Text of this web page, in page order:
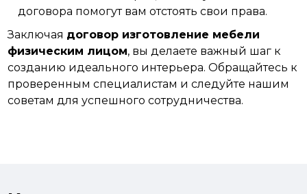
договора помогут вам отстоять свои права.
Заключая договор изготовление мебели
физическим лицом, вы делаете важный шаг к
созданию идеального интерьера. Обращайтесь к
проверенным специалистам иследуйте нашим
советам для успешного сотрудничества.